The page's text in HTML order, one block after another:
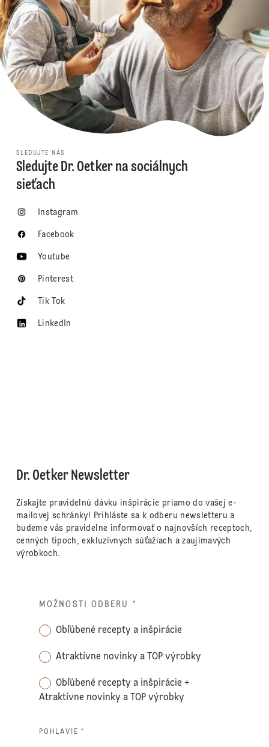
SLEDUJTE NÁS
Sledujte Dr. Oetker na sociálnych
sieťach
Instagram
Facebook
Youtube
Pinterest
Tik Tok
LinkedIn
Dr. Oetker Newsletter
Získajte pravidelnú dávku inšpirácie priamo do vašej e-
mailovej schránky! Prihláste sa k odberu newsletteru a
budeme vás pravidelne informovať o najnovších receptoch,
cenných tipoch, exkluzívnych súťažiach a zaujímavých
výrobkoch.
MOŽNOSTI ODBERU *
Obľúbené recepty a inšpirácie
Atraktívne novinky a TOP výrobky
Obľúbené recepty a inšpirácie +
Atraktívne novinky a TOP výrobky
POHLAVIE *